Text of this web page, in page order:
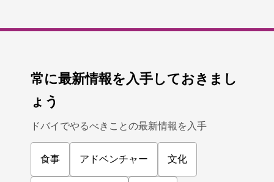
常に最新情報を入手しておきまし
ょう
ドバイでやるべきことの最新情報を入手
食事 アドベンチャー 文化